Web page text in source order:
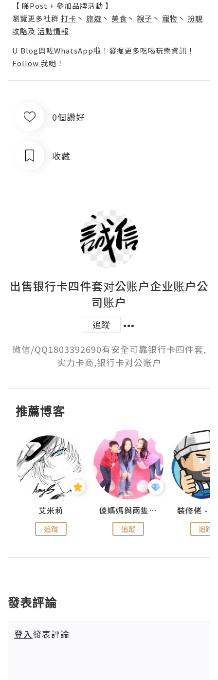
【 睇Post + 參加品牌活動 】
瀏覽更多社群 打卡 丶 旅遊 丶 美食 丶 親子 丶 寵物 丶 扮靚
攻略及 活動情報
U Blog開咗WhatsApp啦！發掘更多吃喝玩樂資訊！
Follow 我哋 ！
0個讚好
收藏
出售银行卡四件套对公账户企业账户公
司账户
追蹤
微信/QQ1803392690有安全可靠银行卡四件套,
实力卡商,银行卡对公账户
推薦博客
艾米莉
追蹤
儍媽媽與兩隻小魔怪之家
追蹤 追蹤
發表評論
登入發表評論